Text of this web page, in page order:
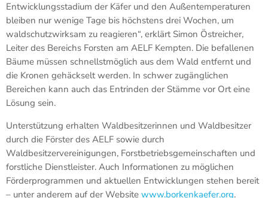
Entwicklungsstadium der Käfer und den Außentemperaturen
bleiben nur wenige Tage bis höchstens drei Wochen, um
waldschutzwirksam zu reagieren“, erklärt Simon Östreicher,
Leiter des Bereichs Forsten am AELF Kempten. Die befallenen
Bäume müssen schnellstmöglich aus dem Wald entfernt und
die Kronen gehäckselt werden. In schwer zugänglichen
Bereichen kann auch das Entrinden der Stämme vor Ort eine
Lösung sein.
Unterstützung erhalten Waldbesitzerinnen und Waldbesitzer
durch die Förster des AELF sowie durch
Waldbesitzervereinigungen, Forstbetriebsgemeinschaften und
forstliche Dienstleister. Auch Informationen zu möglichen
Förderprogrammen und aktuellen Entwicklungen stehen bereit
– unter anderem auf der Website www.borkenkaefer.org.